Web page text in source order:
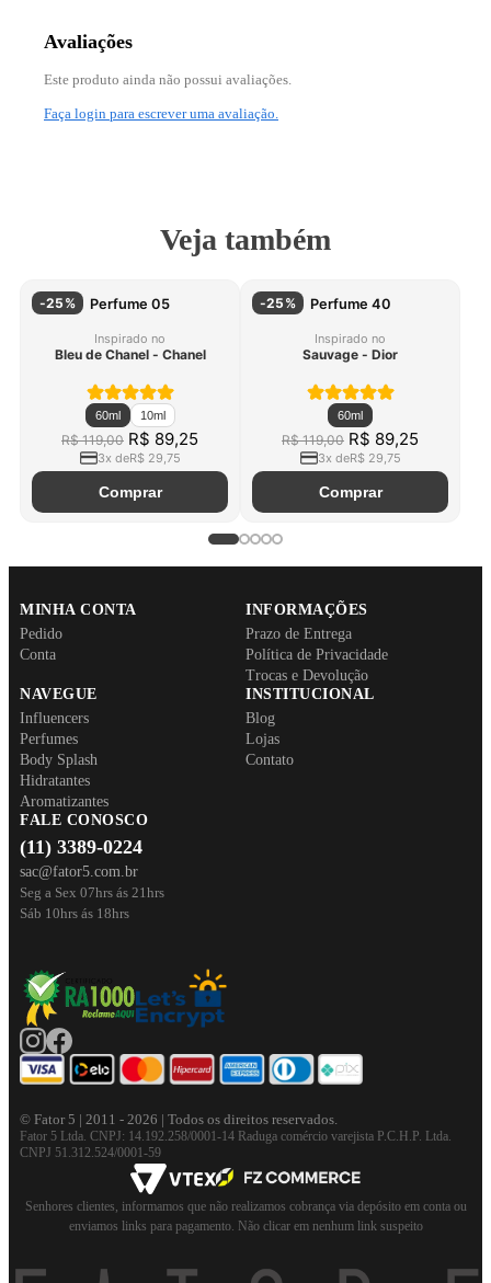
Avaliações
Este produto ainda não possui avaliações.
Faça login para escrever uma avaliação.
Veja também
-25 % Perfume 05
Inspirado no
Bleu de Chanel - Chanel
60ml 10ml
Original price:
R$ 119,00 Price:
R$ 89,25
3x deR$ 29,75
Comprar
-25 % Perfume 40
Inspirado no
Sauvage - Dior
60ml
Original price:
R$ 119,00 Price:
R$ 89,25
3x deR$ 29,75
Comprar
MINHA CONTA
Pedido
Conta
INFORMAÇÕES
Prazo de Entrega
Política de Privacidade
Trocas e Devolução
NAVEGUE
Influencers
Perfumes
Body Splash
Hidratantes
Aromatizantes
INSTITUCIONAL
Blog
Lojas
Contato
FALE CONOSCO
(11) 3389-0224
sac@fator5.com.br
Seg a Sex 07hrs ás 21hrs
Sáb 10hrs ás 18hrs
© Fator 5 | 2011 - 2026 | Todos os direitos reservados.
Fator 5 Ltda. CNPJ: 14.192.258/0001-14 Raduga comércio varejista P.C.H.P. Ltda.
CNPJ 51.312.524/0001-59
Senhores clientes, informamos que não realizamos cobrança via depósito em conta ou
enviamos links para pagamento. Não clicar em nenhum link suspeito